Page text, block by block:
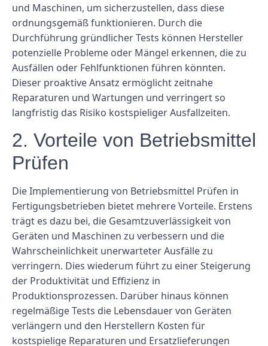
und Maschinen, um sicherzustellen, dass diese
ordnungsgemäß funktionieren. Durch die
Durchführung gründlicher Tests können Hersteller
potenzielle Probleme oder Mängel erkennen, die zu
Ausfällen oder Fehlfunktionen führen könnten.
Dieser proaktive Ansatz ermöglicht zeitnahe
Reparaturen und Wartungen und verringert so
langfristig das Risiko kostspieliger Ausfallzeiten.
2. Vorteile von Betriebsmittel
Prüfen
Die Implementierung von Betriebsmittel Prüfen in
Fertigungsbetrieben bietet mehrere Vorteile. Erstens
trägt es dazu bei, die Gesamtzuverlässigkeit von
Geräten und Maschinen zu verbessern und die
Wahrscheinlichkeit unerwarteter Ausfälle zu
verringern. Dies wiederum führt zu einer Steigerung
der Produktivität und Effizienz in
Produktionsprozessen. Darüber hinaus können
regelmäßige Tests die Lebensdauer von Geräten
verlängern und den Herstellern Kosten für
kostspielige Reparaturen und Ersatzlieferungen